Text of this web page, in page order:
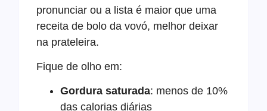
pronunciar ou a lista é maior que uma
receita de bolo da vovó, melhor deixar
na prateleira.
Fique de olho em:
Gordura saturada: menos de 10%
das calorias diárias